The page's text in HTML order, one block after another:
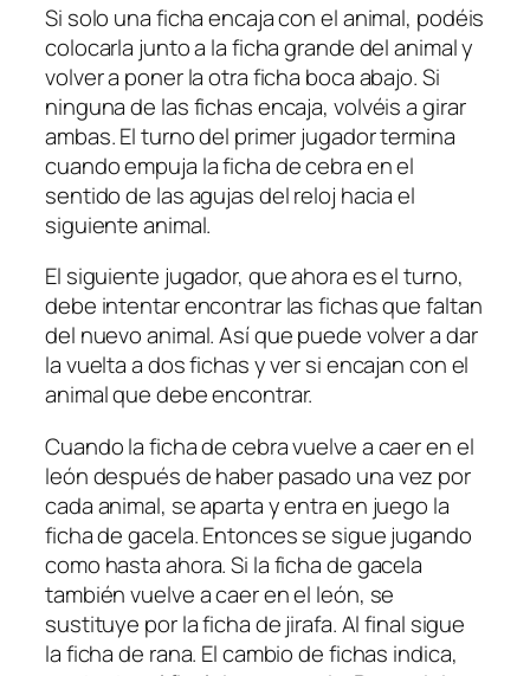
Si solo una ficha encaja con el animal, podéis
colocarla junto a la ficha grande del animal y
volver a poner la otra ficha boca abajo. Si
ninguna de las fichas encaja, volvéis a girar
ambas. El turno del primer jugador termina
cuando empuja la ficha de cebra en el
sentido de las agujas del reloj hacia el
siguiente animal.
El siguiente jugador, que ahora es el turno,
debe intentar encontrar las fichas que faltan
del nuevo animal. Así que puede volver a dar
la vuelta a dos fichas y ver si encajan con el
animal que debe encontrar.
Cuando la ficha de cebra vuelve a caer en el
león después de haber pasado una vez por
cada animal, se aparta y entra en juego la
ficha de gacela. Entonces se sigue jugando
como hasta ahora. Si la ficha de gacela
también vuelve a caer en el león, se
sustituye por la ficha de jirafa. Al final sigue
la ficha de rana. El cambio de fichas indica,